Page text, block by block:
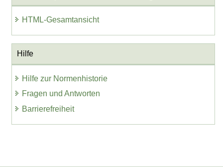
HTML-Gesamtansicht
Hilfe
Hilfe zur Normenhistorie
Fragen und Antworten
Barrierefreiheit